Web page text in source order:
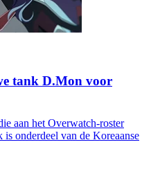
tank D.Mon voor
aan het Overwatch-roster
onderdeel van de Koreaanse